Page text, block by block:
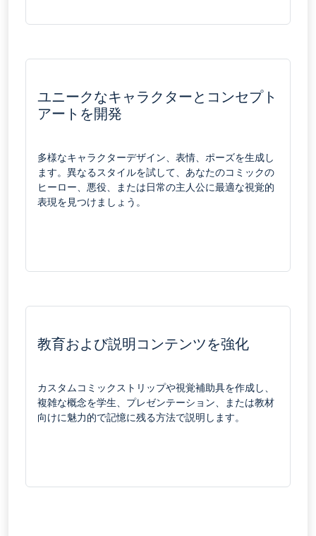
ユニークなキャラクターとコンセプト
アートを開発
多様なキャラクターデザイン、表情、ポーズを生成し
ます。異なるスタイルを試して、あなたのコミックの
ヒーロー、悪役、または日常の主人公に最適な視覚的
表現を見つけましょう。
教育および説明コンテンツを強化
カスタムコミックストリップや視覚補助具を作成し、
複雑な概念を学生、プレゼンテーション、または教材
向けに魅力的で記憶に残る方法で説明します。